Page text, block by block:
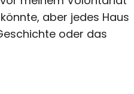
aber jedes Haus
oder das